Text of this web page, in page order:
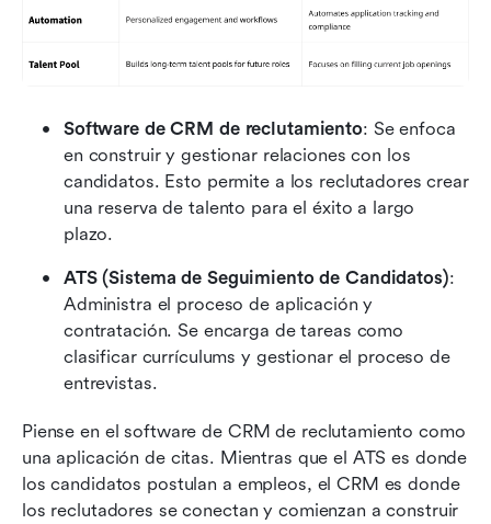
Software de CRM de reclutamiento: Se enfoca
en construir y gestionar relaciones con los
candidatos. Esto permite a los reclutadores crear
una reserva de talento para el éxito a largo
plazo.
ATS (Sistema de Seguimiento de Candidatos):
Administra el proceso de aplicación y
contratación. Se encarga de tareas como
clasificar currículums y gestionar el proceso de
entrevistas.
Piense en el software de CRM de reclutamiento como
una aplicación de citas. Mientras que el ATS es donde
los candidatos postulan a empleos, el CRM es donde
los reclutadores se conectan y comienzan a construir